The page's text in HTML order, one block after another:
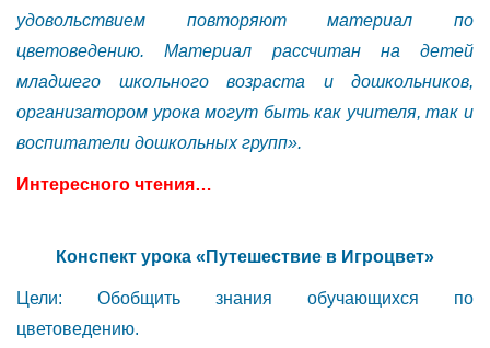
удовольствием повторяют материал по
цветоведению. Материал рассчитан на детей
младшего школьного возраста и дошкольников,
организатором урока могут быть как учителя, так и
воспитатели дошкольных групп».
Интересного чтения…
Конспект урока «Путешествие в Игроцвет»
Цели: Обобщить знания обучающихся по
цветоведению.